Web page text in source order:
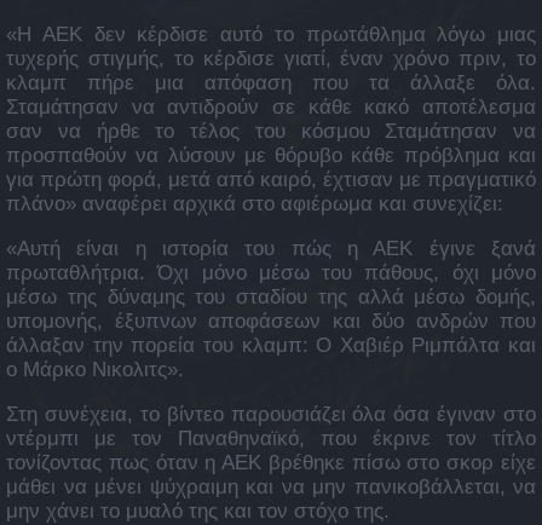
«Η ΑΕΚ δεν κέρδισε αυτό το πρωτάθλημα λόγω μιας
τυχερής στιγμής, το κέρδισε γιατί, έναν χρόνο πριν, το
κλαμπ πήρε μια απόφαση που τα άλλαξε όλα.
Σταμάτησαν να αντιδρούν σε κάθε κακό αποτέλεσμα
σαν να ήρθε το τέλος του κόσμου Σταμάτησαν να
προσπαθούν να λύσουν με θόρυβο κάθε πρόβλημα και
για πρώτη φορά, μετά από καιρό, έχτισαν με πραγματικό
πλάνο» αναφέρει αρχικά στο αφιέρωμα και συνεχίζει:
«Αυτή είναι η ιστορία του πώς η ΑΕΚ έγινε ξανά
πρωταθλήτρια. Όχι μόνο μέσω του πάθους, όχι μόνο
μέσω της δύναμης του σταδίου της αλλά μέσω δομής,
υπομονής, έξυπνων αποφάσεων και δύο ανδρών που
άλλαξαν την πορεία του κλαμπ: Ο Χαβιέρ Ριμπάλτα και
ο Μάρκο Νικολιτς».
Στη συνέχεια, το βίντεο παρουσιάζει όλα όσα έγιναν στο
ντέρμπι με τον Παναθηναϊκό, που έκρινε τον τίτλο
τονίζοντας πως όταν η ΑΕΚ βρέθηκε πίσω στο σκορ είχε
μάθει να μένει ψύχραιμη και να μην πανικοβάλλεται, να
μην χάνει το μυαλό της και τον στόχο της.